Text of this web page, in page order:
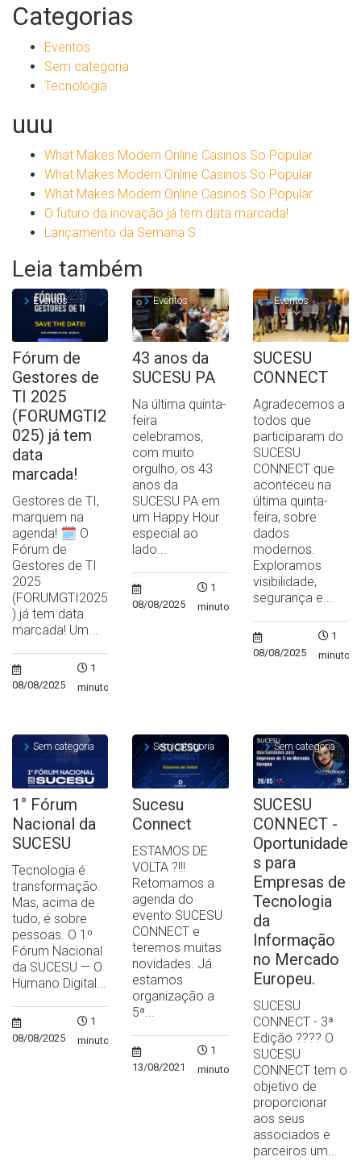
Categorias
Eventos
Sem categoria
Tecnologia
uuu
What Makes Modern Online Casinos So Popular
What Makes Modern Online Casinos So Popular
What Makes Modern Online Casinos So Popular
O futuro da inovação já tem data marcada!
Lançamento da Semana S
Leia também
Eventos
Fórum de
Gestores de
TI 2025
(FORUMGTI2
025) já tem
data
marcada!
Gestores de TI,
marquem na
agenda! 🗓️ O
Fórum de
Gestores de TI
2025
(FORUMGTI2025
) já tem data
marcada! Um...
08/08/2025
1
minuto
Eventos
43 anos da
SUCESU PA
Na última quinta-
feira
celebramos,
com muito
orgulho, os 43
anos da
SUCESU PA em
um Happy Hour
especial ao
lado...
08/08/2025
1
minuto
Eventos
SUCESU
CONNECT
Agradecemos a
todos que
participaram do
SUCESU
CONNECT que
aconteceu na
última quinta-
feira, sobre
dados
modernos.
Exploramos
visibilidade,
segurança e...
08/08/2025
1
minuto
Sem categoria
1° Fórum
Nacional da
SUCESU
Tecnologia é
transformação.
Mas, acima de
tudo, é sobre
pessoas. O 1º
Fórum Nacional
da SUCESU — O
Humano Digital...
08/08/2025
1
minuto
Sem categoria
Sucesu
Connect
ESTAMOS DE
VOLTA ?!!!
Retomamos a
agenda do
evento SUCESU
CONNECT e
teremos muitas
novidades. Já
estamos
organização a
5ª...
13/08/2021
1
minuto
Sem categoria
SUCESU
CONNECT -
Oportunidade
s para
Empresas de
Tecnologia
da
Informação
no Mercado
Europeu.
SUCESU
CONNECT - 3ª
Edição ?‍??‍? O
SUCESU
CONNECT tem o
objetivo de
proporcionar
aos seus
associados e
parceiros um...